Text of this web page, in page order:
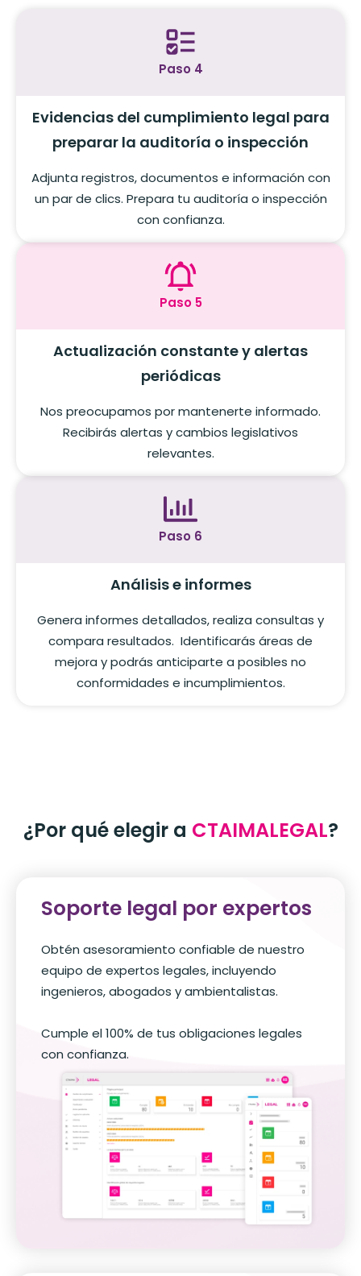
Paso 4
Evidencias del cumplimiento legal para
preparar la auditoría o inspección
Adjunta registros, documentos e información con
un par de clics. Prepara tu auditoría o inspección
con confianza.
Paso 5
Actualización constante y alertas
periódicas
Nos preocupamos por mantenerte informado.
Recibirás alertas y cambios legislativos
relevantes.
Paso 6
Análisis e informes
Genera informes detallados, realiza consultas y
compara resultados. Identificarás áreas de
mejora y podrás anticiparte a posibles no
conformidades e incumplimientos.
¿Por qué elegir a CTAIMALEGAL?
Soporte legal por expertos
Obtén asesoramiento confiable de nuestro
equipo de expertos legales, incluyendo
ingenieros, abogados y ambientalistas.
Cumple el 100% de tus obligaciones legales
con confianza.